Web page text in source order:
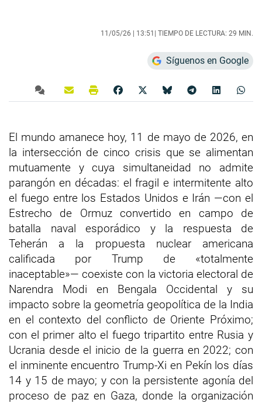
11/05/26 | 13:51 | TIEMPO DE LECTURA: 29 MIN.
Síguenos en Google
El mundo amanece hoy, 11 de mayo de 2026, en
la intersección de cinco crisis que se alimentan
mutuamente y cuya simultaneidad no admite
parangón en décadas: el fragil e intermitente alto
el fuego entre los Estados Unidos e Irán —con el
Estrecho de Ormuz convertido en campo de
batalla naval esporádico y la respuesta de
Teherán a la propuesta nuclear americana
calificada por Trump de «totalmente
inaceptable»— coexiste con la victoria electoral de
Narendra Modi en Bengala Occidental y su
impacto sobre la geometría geopolítica de la India
en el contexto del conflicto de Oriente Próximo;
con el primer alto el fuego tripartito entre Rusia y
Ucrania desde el inicio de la guerra en 2022; con
el inminente encuentro Trump-Xi en Pekín los días
14 y 15 de mayo; y con la persistente agonía del
proceso de paz en Gaza, donde la organización